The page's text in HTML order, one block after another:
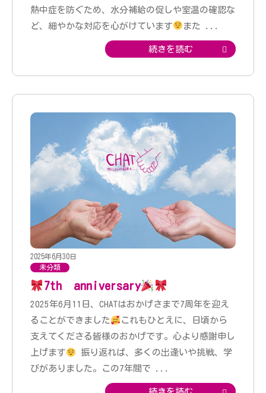
熱中症を防ぐため、水分補給の促しや室温の確認な
ど、細やかな対応を心がけています
また
続きを読む
2025年6月30日
未分類
7th anniversary
2025年6月11日、CHATはおかげさまで7周年を迎え
ることができました
これもひとえに、日頃から
支えてくださる皆様のおかげです。心より感謝申し
上げます
振り返れば、多くの出逢いや挑戦、学
びがありました。この7年間で ...